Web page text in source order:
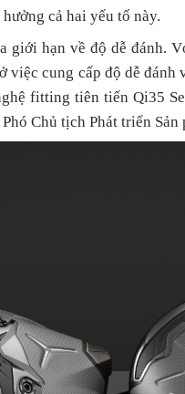
cả hai yếu tố này.
giới hạn về độ dễ đánh.
việc cung cấp độ dễ
fitting tiên tiến Qi35
Chủ tịch Phát triển Sản